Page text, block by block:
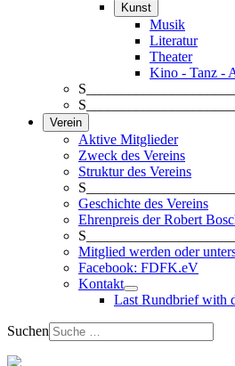
Kunst
Musik
Literatur
Theater
Kino - Tanz -
Verein
Aktive Mitglieder
Zweck des Vereins
Struktur des Vereins
Geschichte des Vereins
Ehrenpreis der Robert
Mitglied werden oder
Facebook: FDFK.eV
Kontakt
Last Rundbrief with
Suchen